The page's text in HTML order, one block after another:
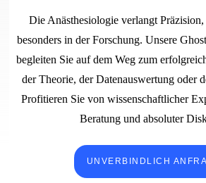
Die Anästhesiologie verlangt
besonders in der Forschung. Unsere
begleiten Sie auf dem Weg zum
der Theorie, der Datenauswertung oder
Profitieren Sie von wissenschaftlicher
Beratung und absoluter
UNVERBINDLICH